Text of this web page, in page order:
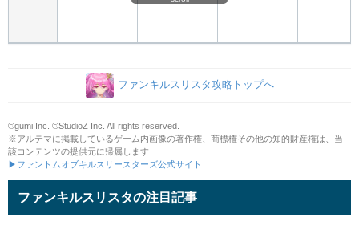
ファンキルスリスタ攻略トップへ
©gumi Inc. ©StudioZ Inc. All rights reserved.
※アルテマに掲載しているゲーム内画像の著作権、商標権その他の知的財産権は、当
該コンテンツの提供元に帰属します
▶ファントムオブキルスリースターズ公式サイト
ファンキルスリスタの注目記事